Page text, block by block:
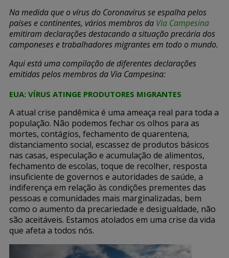
Na medida que o vírus do Coronavírus se espalha pelos
países e continentes, vários membros da Via Campesina
emitiram declarações destacando a situação precária dos
camponeses e trabalhadores migrantes em todo o mundo.
Aqui está uma compilação de diferentes declarações
emitidas pelos membros da Via Campesina:
EUA: VÍRUS ATINGE PRODUTORES MIGRANTES
A atual crise pandêmica é uma ameaça real para toda a
população. Não podemos fechar os olhos para as
mortes, contágios, fechamento de quarentena,
distanciamento social, escassez de produtos básicos
nas casas, especulação e acumulação de alimentos,
fechamento de escolas, toque de recolher, resposta
insuficiente de governos e autoridades de saúde, a
indiferença em relação às condições prementes das
pessoas e comunidades mais marginalizadas, bem
como o aumento da precariedade e desigualdade, não
são aceitáveis. Estamos atolados em uma crise da vida
que afeta a todos nós.